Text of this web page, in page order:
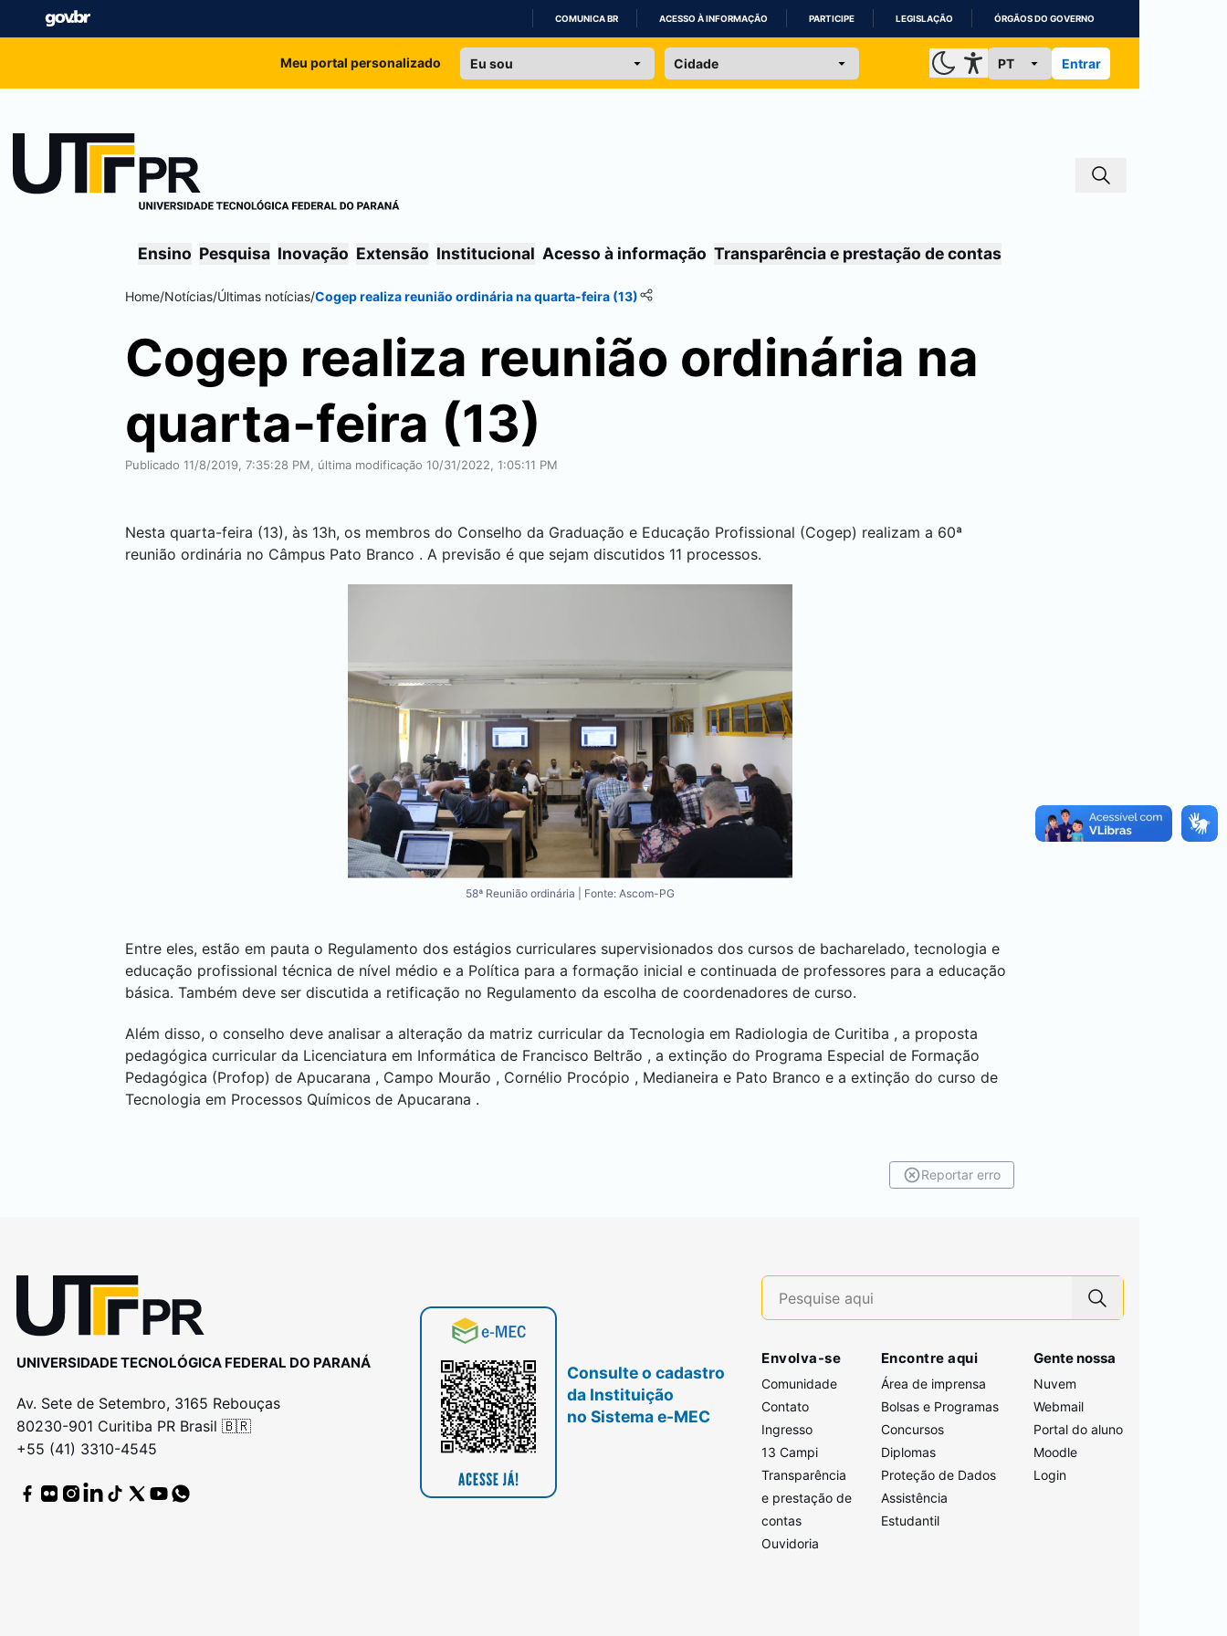
IR
COMUNICA BR ACESSO À INFORMAÇÃO PARTICIPE LEGISLAÇÃO ÓRGÃOS DO GOVERNO
Meu portal personalizado Entrar
Ensino Pesquisa Inovação Extensão Institucional Acesso à informação Transparência e prestação de contas
Home/Notícias/Últimas notícias/Cogep realiza reunião ordinária na quarta-feira (13)
Cogep realiza reunião ordinária na
quarta-feira (13)
Publicado 11/8/2019, 7:35:28 PM, última modificação 10/31/2022, 1:05:11 PM
Nesta quarta-feira (13), às 13h, os membros do Conselho da Graduação e Educação Profissional (Cogep) realizam a 60ª
reunião ordinária no Câmpus Pato Branco . A previsão é que sejam discutidos 11 processos.
58ª Reunião ordinária | Fonte: Ascom-PG
Entre eles, estão em pauta o Regulamento dos estágios curriculares supervisionados dos cursos de bacharelado, tecnologia e
educação profissional técnica de nível médio e a Política para a formação inicial e continuada de professores para a educação
básica. Também deve ser discutida a retificação no Regulamento da escolha de coordenadores de curso.
Além disso, o conselho deve analisar a alteração da matriz curricular da Tecnologia em Radiologia de Curitiba , a proposta
pedagógica curricular da Licenciatura em Informática de Francisco Beltrão , a extinção do Programa Especial de Formação
Pedagógica (Profop) de Apucarana , Campo Mourão , Cornélio Procópio , Medianeira e Pato Branco e a extinção do curso de
Tecnologia em Processos Químicos de Apucarana .
Reportar erro
UNIVERSIDADE TECNOLÓGICA FEDERAL DO PARANÁ
Av. Sete de Setembro, 3165 Rebouças
80230-901 Curitiba PR Brasil 🇧🇷
+55 (41) 3310-4545
Consulte o cadastro
da Instituição
no Sistema e-MEC
Envolva-se
Comunidade
Contato
Ingresso
13 Campi
Transparência
e prestação de
contas
Ouvidoria
Encontre aqui
Área de imprensa
Bolsas e Programas
Concursos
Diplomas
Proteção de Dados
Assistência
Estudantil
Gente nossa
Nuvem
Webmail
Portal do aluno
Moodle
Login